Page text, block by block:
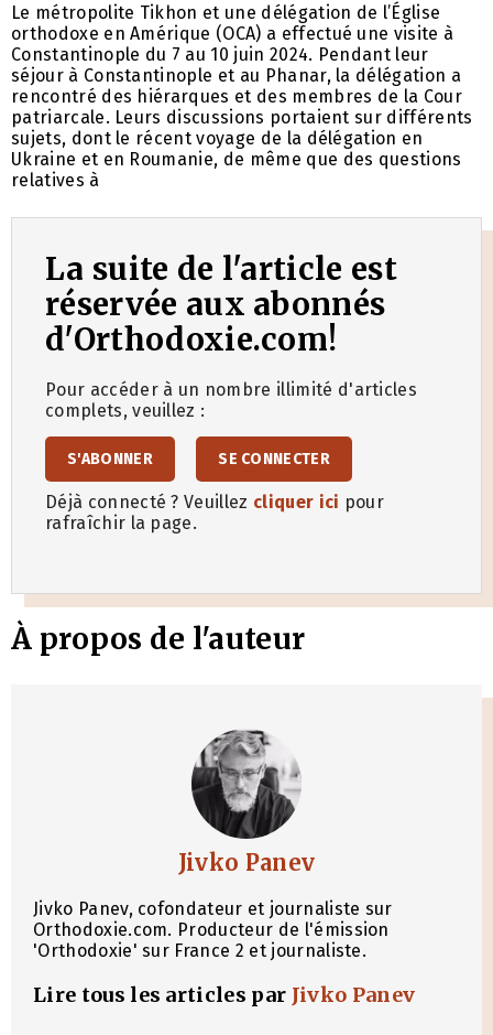
Le métropolite Tikhon et une délégation de l’Église
orthodoxe en Amérique (OCA) a effectué une visite à
Constantinople du 7 au 10 juin 2024. Pendant leur
séjour à Constantinople et au Phanar, la délégation a
rencontré des hiérarques et des membres de la Cour
patriarcale. Leurs discussions portaient sur différents
sujets, dont le récent voyage de la délégation en
Ukraine et en Roumanie, de même que des questions
relatives à
La suite de l'article est
réservée aux abonnés
d'Orthodoxie.com!
Pour accéder à un nombre illimité d'articles
complets, veuillez :
S'ABONNER SE CONNECTER
Déjà connecté ? Veuillez cliquer ici pour
rafraîchir la page.
À propos de l'auteur
Jivko Panev
Jivko Panev, cofondateur et journaliste sur
Orthodoxie.com. Producteur de l'émission
'Orthodoxie' sur France 2 et journaliste.
Lire tous les articles par Jivko Panev